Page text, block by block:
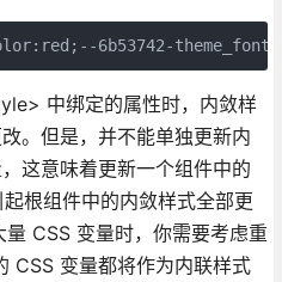
中绑定的属性时，内敛样
。但是，并不能单独更新内
这意味着更新一个组件中的
根组件中的内敛样式全部更
CSS 变量时，你需要考虑重
CSS 变量都将作为内联样式